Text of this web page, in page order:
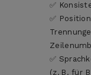
✅
✅
✅
(z. B. für